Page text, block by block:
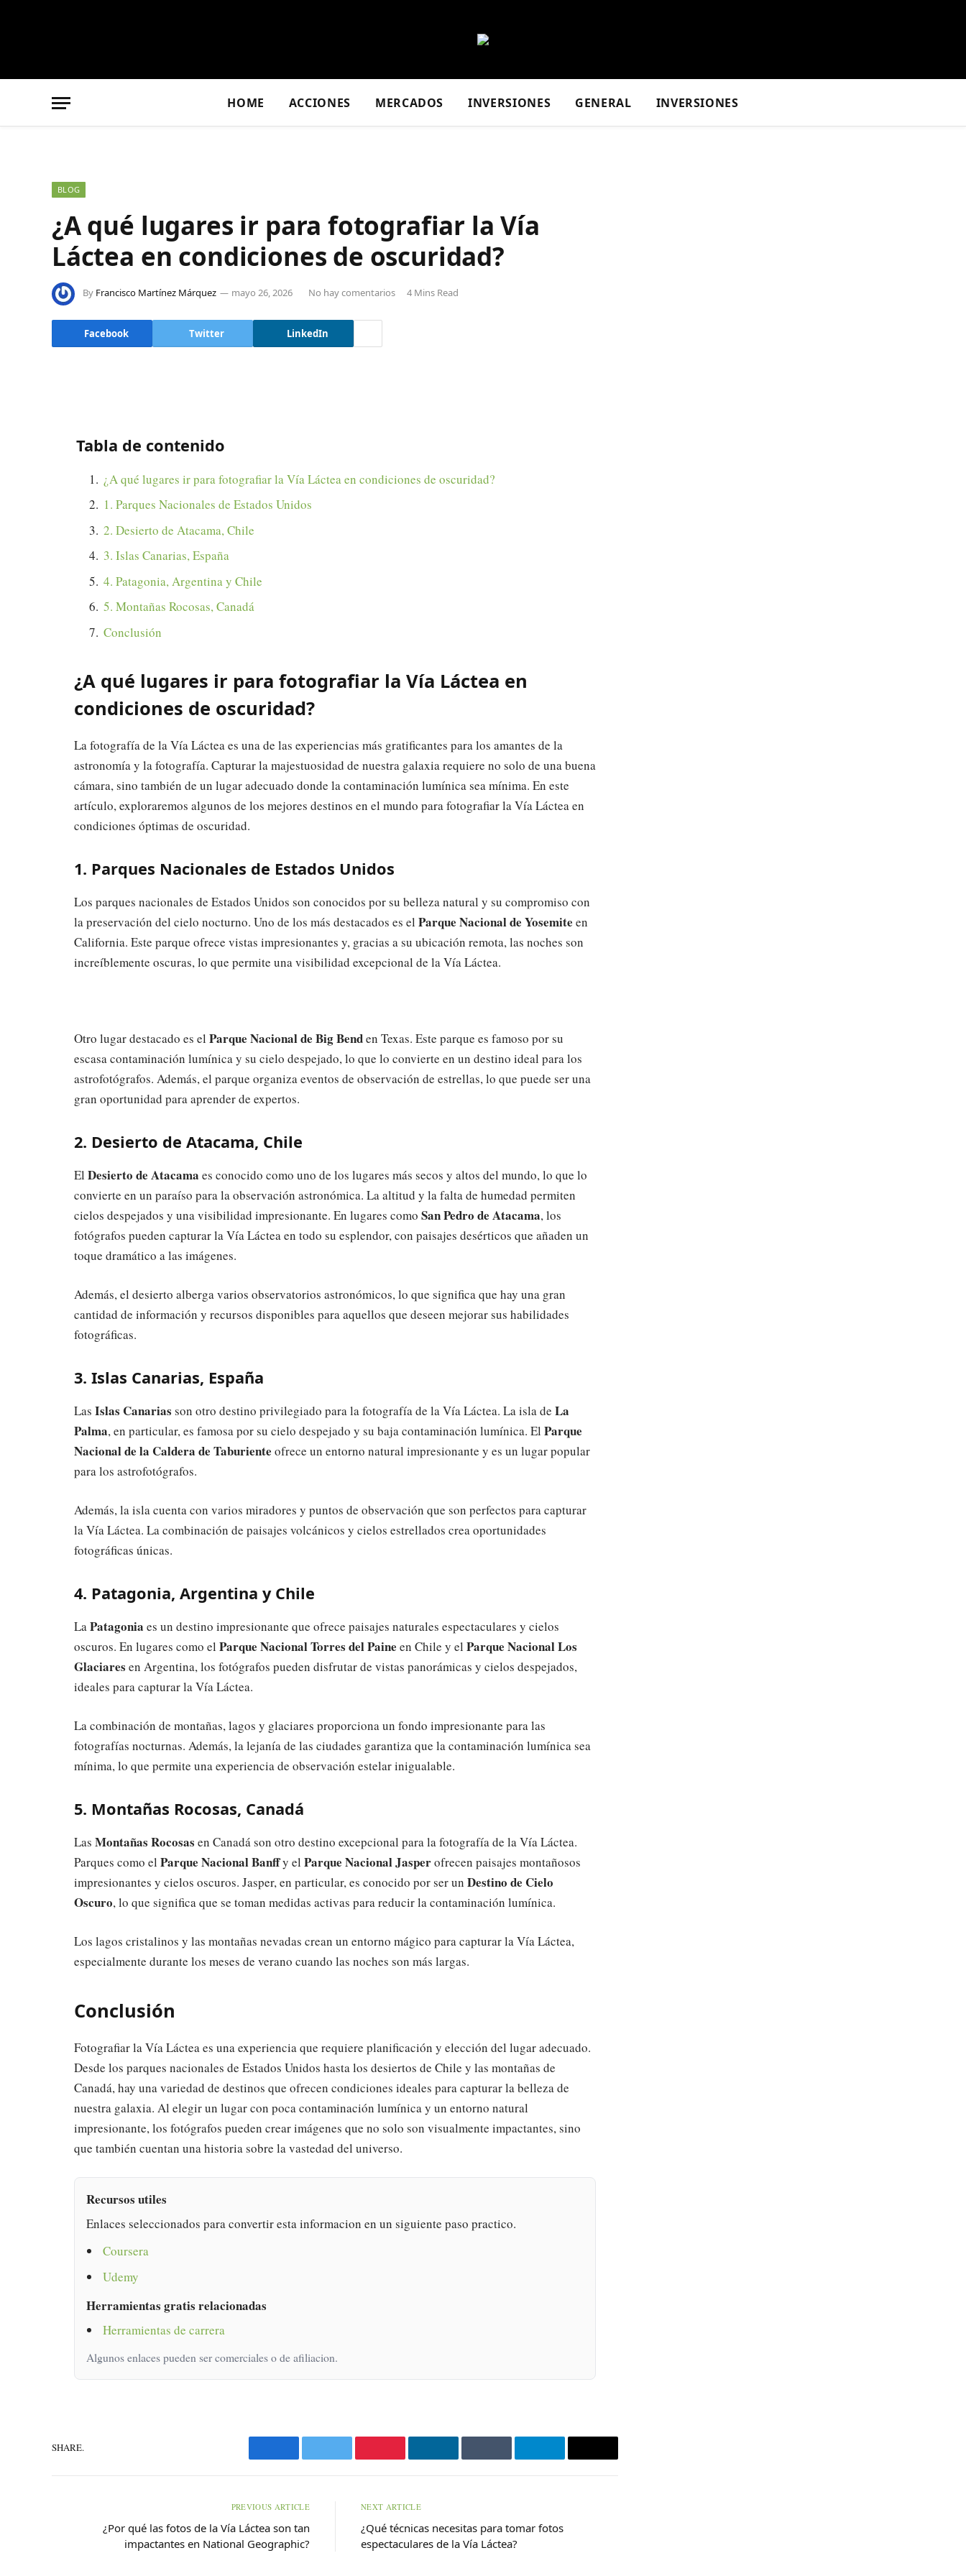
HOME ACCIONES MERCADOS INVERSIONES GENERAL INVERSIONES
BLOG
¿A qué lugares ir para fotografiar la Vía
Láctea en condiciones de oscuridad?
By Francisco Martínez Márquez mayo 26, 2026 No hay comentarios 4 Mins Read
Facebook Twitter LinkedIn
Tabla de contenido
¿A qué lugares ir para fotografiar la Vía Láctea en condiciones de oscuridad?
1. Parques Nacionales de Estados Unidos
2. Desierto de Atacama, Chile
3. Islas Canarias, España
4. Patagonia, Argentina y Chile
5. Montañas Rocosas, Canadá
Conclusión
¿A qué lugares ir para fotografiar la Vía Láctea en
condiciones de oscuridad?
La fotografía de la Vía Láctea es una de las experiencias más gratificantes para los amantes de la
astronomía y la fotografía. Capturar la majestuosidad de nuestra galaxia requiere no solo de una buena
cámara, sino también de un lugar adecuado donde la contaminación lumínica sea mínima. En este
artículo, exploraremos algunos de los mejores destinos en el mundo para fotografiar la Vía Láctea en
condiciones óptimas de oscuridad.
1. Parques Nacionales de Estados Unidos
Los parques nacionales de Estados Unidos son conocidos por su belleza natural y su compromiso con
la preservación del cielo nocturno. Uno de los más destacados es el Parque Nacional de Yosemite en
California. Este parque ofrece vistas impresionantes y, gracias a su ubicación remota, las noches son
increíblemente oscuras, lo que permite una visibilidad excepcional de la Vía Láctea.
Otro lugar destacado es el Parque Nacional de Big Benden Texas. Este parque es famoso por su
escasa contaminación lumínica y su cielo despejado, lo que lo convierte en un destino ideal para los
astrofotógrafos. Además, el parque organiza eventos de observación de estrellas, lo que puede ser una
gran oportunidad para aprender de expertos.
2. Desierto de Atacama, Chile
El Desierto de Atacama es conocido como uno de los lugares más secos y altos del mundo, lo que lo
convierte en un paraíso para la observación astronómica. La altitud y la falta de humedad permiten
cielos despejados y una visibilidad impresionante. En lugares como San Pedro de Atacama, los
fotógrafos pueden capturar la Vía Láctea en todo su esplendor, con paisajes desérticos que añaden un
toque dramático a las imágenes.
Además, el desierto alberga varios observatorios astronómicos, lo que significa que hay una gran
cantidad de información y recursos disponibles para aquellos que deseen mejorar sus habilidades
fotográficas.
3. Islas Canarias, España
Las Islas Canarias son otro destino privilegiado para la fotografía de la Vía Láctea. La isla de La
Palma, en particular, es famosa por su cielo despejado y su baja contaminación lumínica. El Parque
Nacional de la Caldera de Taburiente ofrece un entorno natural impresionante y es un lugar popular
para los astrofotógrafos.
Además, la isla cuenta con varios miradores y puntos de observación que son perfectos para capturar
la Vía Láctea. La combinación de paisajes volcánicos y cielos estrellados crea oportunidades
fotográficas únicas.
4. Patagonia, Argentina y Chile
LaPatagonia es un destino impresionante que ofrece paisajes naturales espectaculares y cielos
oscuros. En lugares como el Parque Nacional Torres del Paine en Chile y el Parque Nacional Los
Glaciares en Argentina, los fotógrafos pueden disfrutar de vistas panorámicas y cielos despejados,
ideales para capturar la Vía Láctea.
La combinación de montañas, lagos y glaciares proporciona un fondo impresionante para las
fotografías nocturnas. Además, la lejanía de las ciudades garantiza que la contaminación lumínica sea
mínima, lo que permite una experiencia de observación estelar inigualable.
5. Montañas Rocosas, Canadá
Las Montañas Rocosas en Canadá son otro destino excepcional para la fotografía de la Vía Láctea.
Parques como el Parque Nacional Banffy el Parque Nacional Jasperofrecen paisajes montañosos
impresionantes y cielos oscuros. Jasper, en particular, es conocido por ser un Destino de Cielo
Oscuro, lo que significa que se toman medidas activas para reducir la contaminación lumínica.
Los lagos cristalinos y las montañas nevadas crean un entorno mágico para capturar la Vía Láctea,
especialmente durante los meses de verano cuando las noches son más largas.
Conclusión
Fotografiar la Vía Láctea es una experiencia que requiere planificación y elección del lugar adecuado.
Desde los parques nacionales de Estados Unidos hasta los desiertos de Chile y las montañas de
Canadá, hay una variedad de destinos que ofrecen condiciones ideales para capturar la belleza de
nuestra galaxia. Al elegir un lugar con poca contaminación lumínica y un entorno natural
impresionante, los fotógrafos pueden crear imágenes que no solo son visualmente impactantes, sino
que también cuentan una historia sobre la vastedad del universo.
Recursos utiles
Enlaces seleccionados para convertir esta informacion en un siguiente paso practico.
Coursera
Udemy
Herramientas gratis relacionadas
Herramientas de carrera
Algunos enlaces pueden ser comerciales o de afiliacion.
SHARE.
Facebook Twitter Pinterest LinkedIn Tumblr Telegram Email
PREVIOUS ARTICLE
¿Por qué las fotos de la Vía Láctea son tan
impactantes en National Geographic?
NEXT ARTICLE
¿Qué técnicas necesitas para tomar fotos
espectaculares de la Vía Láctea?